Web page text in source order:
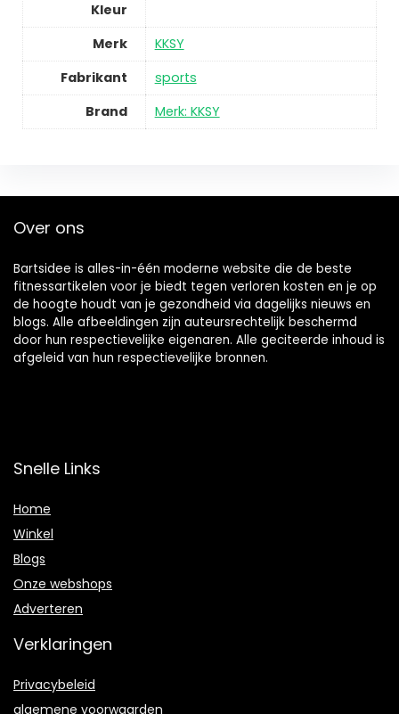
Kleur
Merk
KKSY
Fabrikant
sports
Brand
Merk: KKSY
Over ons
Bartsidee is alles-in-één moderne website die de beste
fitnessartikelen voor je biedt tegen verloren kosten en je op
de hoogte houdt van je gezondheid via dagelijks nieuws en
blogs. Alle afbeeldingen zijn auteursrechtelijk beschermd
door hun respectievelijke eigenaren. Alle geciteerde inhoud is
afgeleid van hun respectievelijke bronnen.
Snelle Links
Home
Winkel
Blogs
Onze webshops
Adverteren
Verklaringen
Privacybeleid
algemene voorwaarden